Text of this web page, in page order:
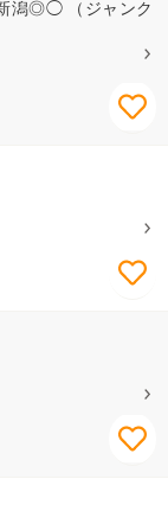
潟◎◯ （ジャンク